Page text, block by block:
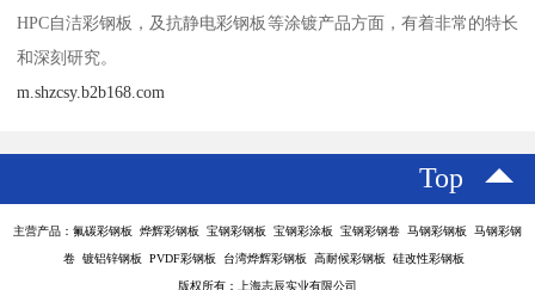
HPC自洁彩钢板，及抗静电彩钢板等涂镀产品方面，有着非常的特长
和深刻研究。
m.shzcsy.b2b168.com
Top
主营产品：氟碳彩钢板 烨辉彩钢板 宝钢彩钢板 宝钢彩涂板 宝钢彩钢卷 马钢彩钢板 马钢彩钢
卷 镀铝锌钢板 PVDF彩钢板 台湾烨辉彩钢板 高耐候彩钢板 硅改性彩钢板
版权所有：上海志辰实业有限公司